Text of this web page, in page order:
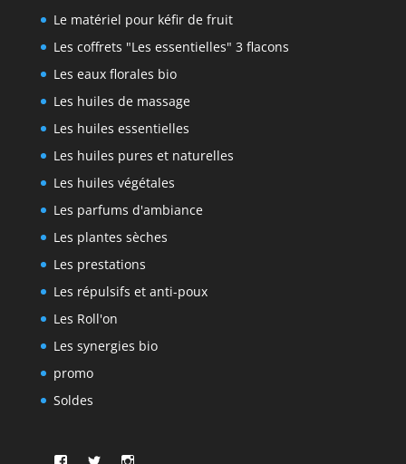
Le matériel pour kéfir de fruit
Les coffrets "Les essentielles" 3 flacons
Les eaux florales bio
Les huiles de massage
Les huiles essentielles
Les huiles pures et naturelles
Les huiles végétales
Les parfums d'ambiance
Les plantes sèches
Les prestations
Les répulsifs et anti-poux
Les Roll'on
Les synergies bio
promo
Soldes
Facebook
TwitterInstagram